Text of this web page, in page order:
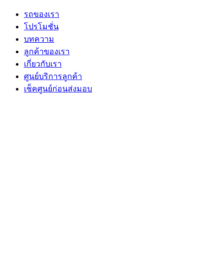
รถของเรา
โปรโมชั่น
บทความ
ลูกค้าของเรา
เกี่ยวกับเรา
ศูนย์บริการลูกค้า
เช็คศูนย์ก่อนส่งมอบ